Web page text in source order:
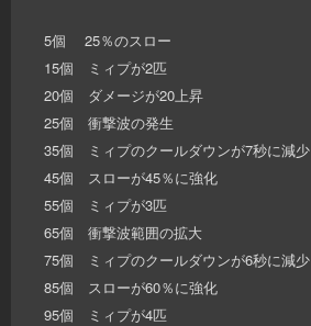
5個 25％のスロー
15個 ミィプが2匹
20個 ダメージが20上昇
25個 衝撃波の発生
35個 ミィプのクールダウンが7秒に減少
45個 スローが45％に強化
55個 ミィプが3匹
65個 衝撃波範囲の拡大
75個 ミィプのクールダウンが6秒に減少
85個 スローが60％に強化
95個 ミィプが4匹